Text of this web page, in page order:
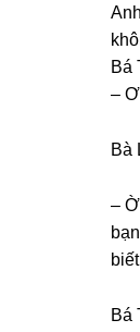
Bá
–
Bà
–
Bá